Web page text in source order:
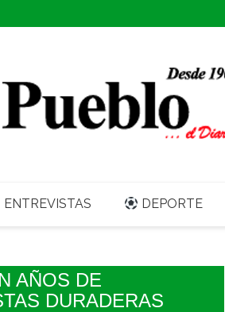
ENTREVISTAS DEPORTE
AÑOS DE
DURADERAS